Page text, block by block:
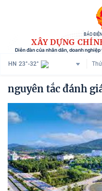
BÁO
XÂY DỰNG
Diễn đàn của nhân dân, doanh
HN 23°-32°
Danh mục
Trang chủ
Chính sách mới
Tham vấn chính sách
Người dân góp ý
Doanh nghiệp hiến kế
nguyên tắc đánh